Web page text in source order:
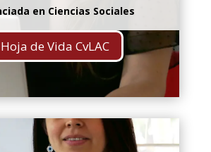
en Ciencias Sociales
Hoja de Vida CvLAC